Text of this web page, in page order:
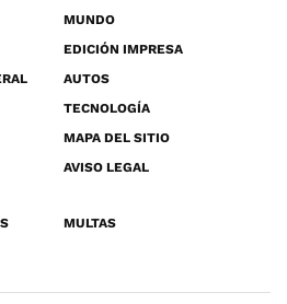
MUNDO
EDICIÓN IMPRESA
AUTOS
TECNOLOGÍA
MAPA DEL SITIO
AVISO LEGAL
MULTAS